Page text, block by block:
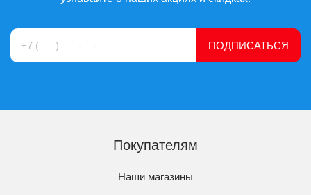
ПОДПИСАТЬСЯ
Покупателям
Наши магазины